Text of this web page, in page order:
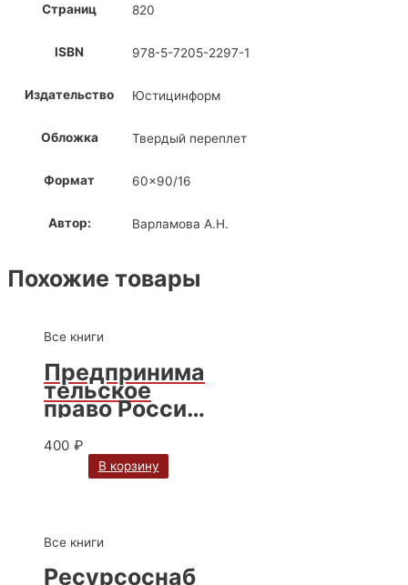
Страниц 820
ISBN 978-5-7205-2297-1
Издательство Юстицинформ
Обложка Твердый переплет
Формат 60×90/16
Автор: Варламова А.Н.
Похожие товары
Все книги
Предпринима
тельское
право России:
итоги,
тенденции и
пути
развития:
авторов / МГУ
имени М.В.
Ломоносова /
400 ₽
В корзину
Все книги
Ресурсоснаб